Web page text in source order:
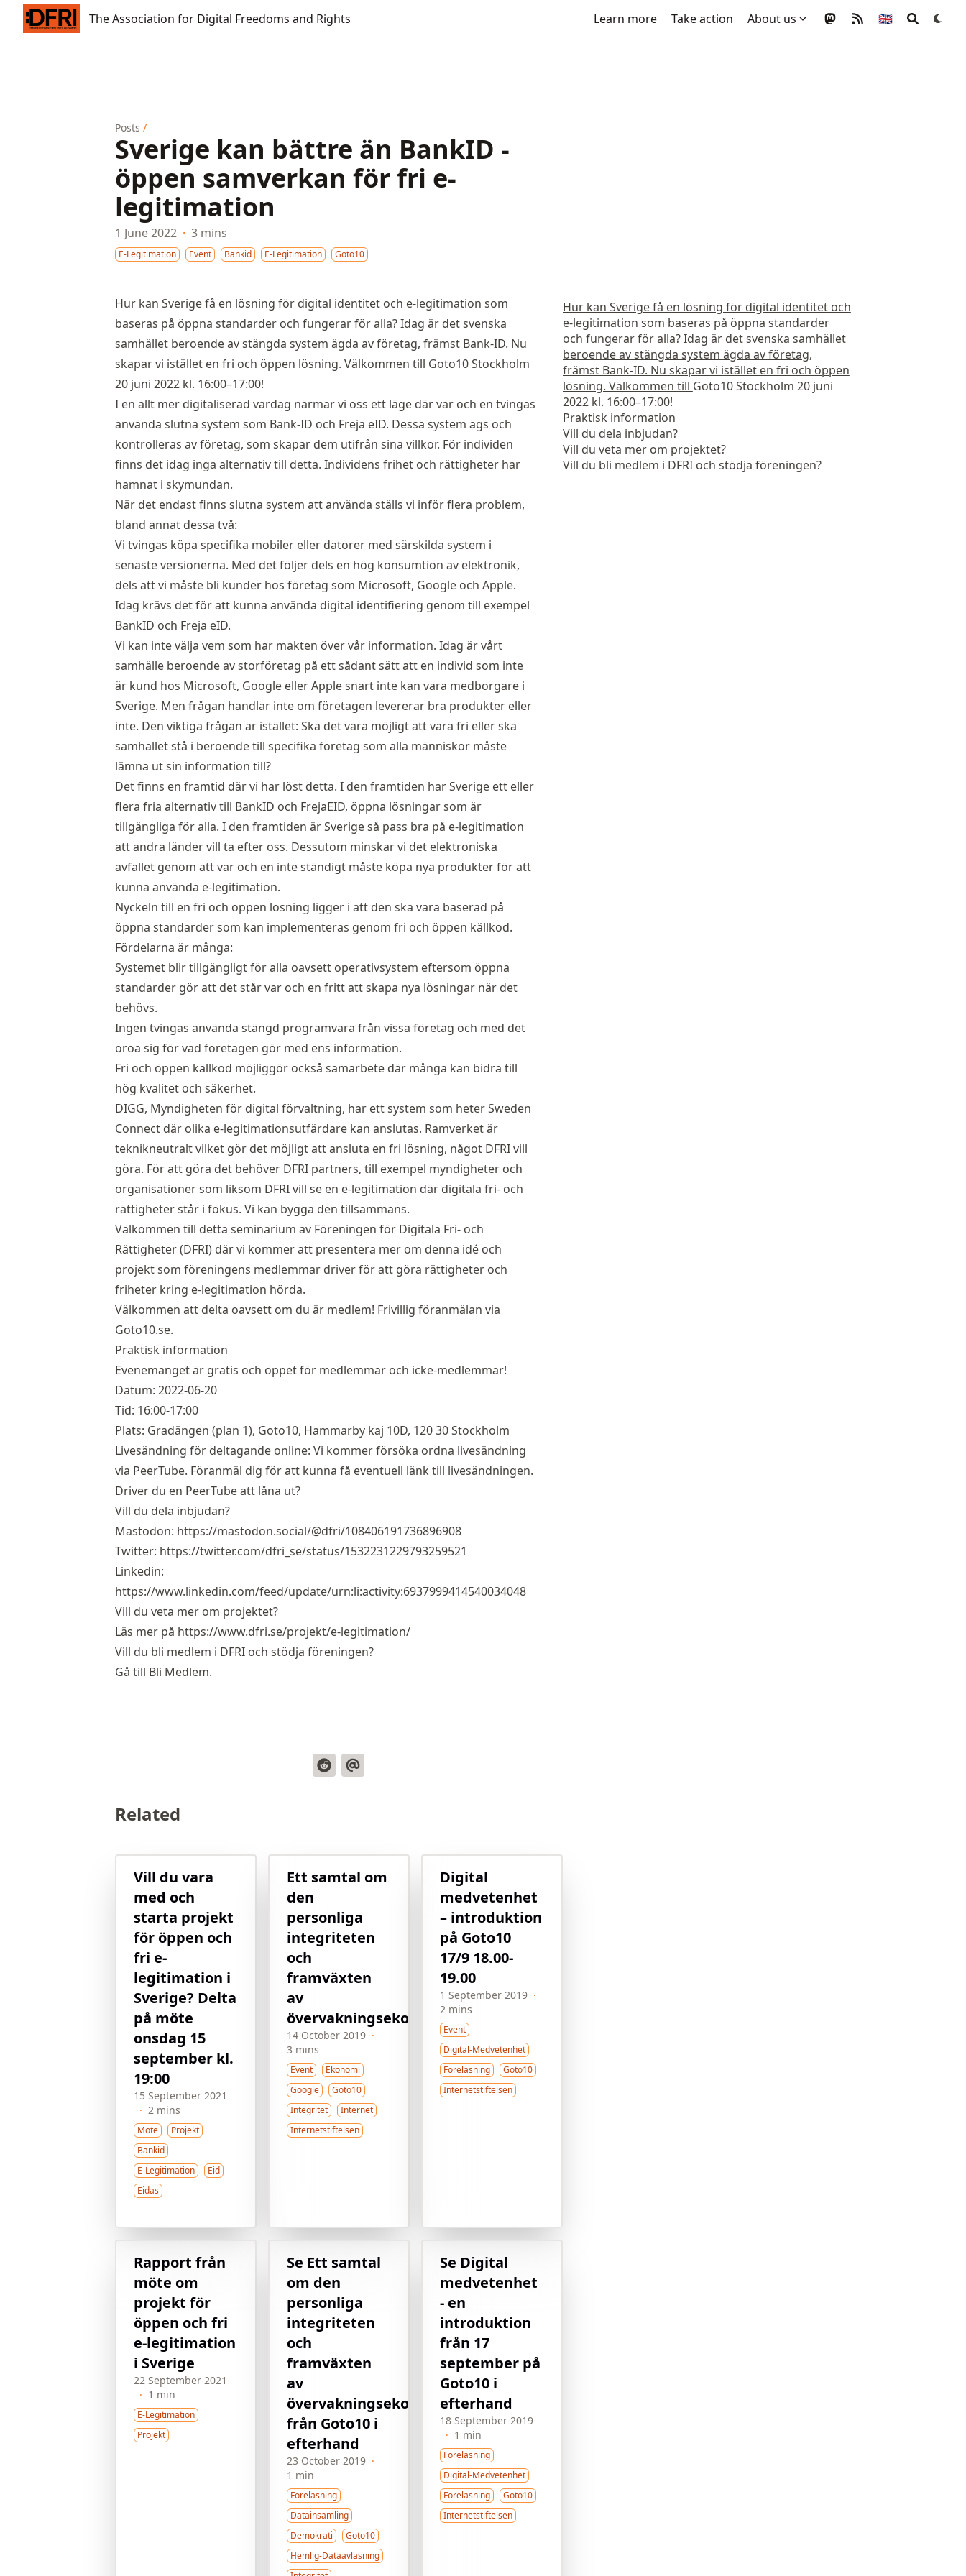
The Association for Digital Freedoms and Rights
The Association for Digital Freedoms and Rights Learn more Take action About us 🇬🇧
Posts /
Sverige kan bättre än BankID -
öppen samverkan för fri e-
legitimation
1 June 2022 · 3 mins
E-Legitimation Event Bankid E-Legitimation Goto10
Hur kan Sverige få en lösning för digital identitet och
e-legitimation som baseras på öppna standarder
och fungerar för alla? Idag är det svenska samhället
beroende av stängda system ägda av företag,
främst Bank-ID. Nu skapar vi istället en fri och öppen
lösning. Välkommen till Goto10 Stockholm 20 juni
2022 kl. 16:00–17:00!
Praktisk information
Vill du dela inbjudan?
Vill du veta mer om projektet?
Vill du bli medlem i DFRI och stödja föreningen?
Hur kan Sverige få en lösning för digital identitet och e-legitimation som
baseras på öppna standarder och fungerar för alla? Idag är det svenska
samhället beroende av stängda system ägda av företag, främst Bank-ID. Nu
skapar vi istället en fri och öppen lösning. Välkommen till Goto10 Stockholm
20 juni 2022 kl. 16:00–17:00!
I en allt mer digitaliserad vardag närmar vi oss ett läge där var och en tvingas
använda slutna system som Bank-ID och Freja eID. Dessa system ägs och
kontrolleras av företag, som skapar dem utifrån sina villkor. För individen
finns det idag inga alternativ till detta. Individens frihet och rättigheter har
hamnat i skymundan.
När det endast finns slutna system att använda ställs vi inför flera problem,
bland annat dessa två:
Vi tvingas köpa specifika mobiler eller datorer med särskilda system i
senaste versionerna. Med det följer dels en hög konsumtion av elektronik,
dels att vi måste bli kunder hos företag som Microsoft, Google och Apple.
Idag krävs det för att kunna använda digital identifiering genom till exempel
BankID och Freja eID.
Vi kan inte välja vem som har makten över vår information. Idag är vårt
samhälle beroende av storföretag på ett sådant sätt att en individ som inte
är kund hos Microsoft, Google eller Apple snart inte kan vara medborgare i
Sverige. Men frågan handlar inte om företagen levererar bra produkter eller
inte. Den viktiga frågan är istället: Ska det vara möjligt att vara fri eller ska
samhället stå i beroende till specifika företag som alla människor måste
lämna ut sin information till?
Det finns en framtid där vi har löst detta. I den framtiden har Sverige ett eller
flera fria alternativ till BankID och FrejaEID, öppna lösningar som är
tillgängliga för alla. I den framtiden är Sverige så pass bra på e-legitimation
att andra länder vill ta efter oss. Dessutom minskar vi det elektroniska
avfallet genom att var och en inte ständigt måste köpa nya produkter för att
kunna använda e-legitimation.
Nyckeln till en fri och öppen lösning ligger i att den ska vara baserad på
öppna standarder som kan implementeras genom fri och öppen källkod.
Fördelarna är många:
Systemet blir tillgängligt för alla oavsett operativsystem eftersom öppna
standarder gör att det står var och en fritt att skapa nya lösningar när det
behövs.
Ingen tvingas använda stängd programvara från vissa företag och med det
oroa sig för vad företagen gör med ens information.
Fri och öppen källkod möjliggör också samarbete där många kan bidra till
hög kvalitet och säkerhet.
DIGG, Myndigheten för digital förvaltning, har ett system som heter Sweden
Connect där olika e-legitimationsutfärdare kan anslutas. Ramverket är
teknikneutralt vilket gör det möjligt att ansluta en fri lösning, något DFRI vill
göra. För att göra det behöver DFRI partners, till exempel myndigheter och
organisationer som liksom DFRI vill se en e-legitimation där digitala fri- och
rättigheter står i fokus. Vi kan bygga den tillsammans.
Välkommen till detta seminarium av Föreningen för Digitala Fri- och
Rättigheter (DFRI) där vi kommer att presentera mer om denna idé och
projekt som föreningens medlemmar driver för att göra rättigheter och
friheter kring e-legitimation hörda.
Välkommen att delta oavsett om du är medlem! Frivillig föranmälan via
Goto10.se.
Praktisk information
Evenemanget är gratis och öppet för medlemmar och icke-medlemmar!
Datum: 2022-06-20
Tid: 16:00-17:00
Plats: Gradängen (plan 1), Goto10, Hammarby kaj 10D, 120 30 Stockholm
Livesändning för deltagande online: Vi kommer försöka ordna livesändning
via PeerTube. Föranmäl dig för att kunna få eventuell länk till livesändningen.
Driver du en PeerTube att låna ut?
Vill du dela inbjudan?
Mastodon: https://mastodon.social/@dfri/108406191736896908
Twitter: https://twitter.com/dfri_se/status/1532231229793259521
Linkedin:
https://www.linkedin.com/feed/update/urn:li:activity:6937999414540034048
Vill du veta mer om projektet?
Läs mer på https://www.dfri.se/projekt/e-legitimation/
Vill du bli medlem i DFRI och stödja föreningen?
Gå till Bli Medlem.
Related
Vill du vara
med och
starta projekt
för öppen och
fri e-
legitimation i
Sverige? Delta
på möte
onsdag 15
september kl.
19:00
15 September 2021
· 2 mins
Mote
Projekt
Bankid
E-Legitimation
Eid
Eidas
Ett samtal om
den
personliga
integriteten
och
framväxten
av
övervakningsekonomin
14 October 2019 ·
3 mins
Event
Ekonomi
Google
Goto10
Integritet
Internet
Internetstiftelsen
Digital
medvetenhet
– introduktion
på Goto10
17/9 18.00-
19.00
1 September 2019 ·
2 mins
Event
Digital-Medvetenhet
Forelasning
Goto10
Internetstiftelsen
Rapport från
möte om
projekt för
öppen och fri
e-legitimation
i Sverige
22 September 2021
· 1 min
E-Legitimation
Projekt
Se Ett samtal
om den
personliga
integriteten
och
framväxten
av
övervakningsekonomin
från Goto10 i
efterhand
23 October 2019 ·
1 min
Forelasning
Datainsamling
Demokrati
Goto10
Hemlig-Dataavlasning
Se Digital
medvetenhet
- en
introduktion
från 17
september på
Goto10 i
efterhand
18 September 2019
· 1 min
Forelasning
Digital-Medvetenhet
Forelasning
Goto10
Internetstiftelsen